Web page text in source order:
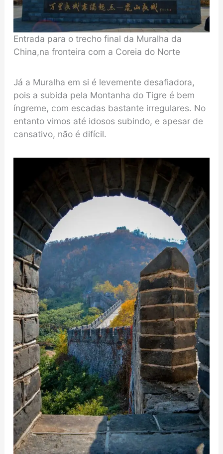
Entrada para o trecho final da Muralha da
China,na fronteira com a Coreia do Norte
Já a Muralha em si é levemente desafiadora,
pois a subida pela Montanha do Tigre é bem
íngreme, com escadas bastante irregulares. No
entanto vimos até idosos subindo, e apesar de
cansativo, não é difícil.